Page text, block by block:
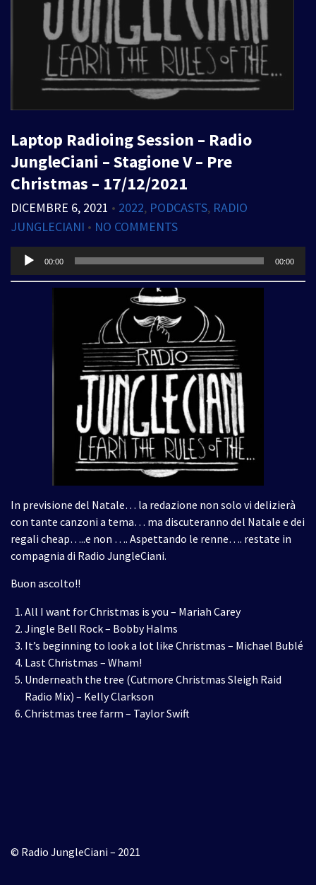
Laptop Radioing Session – Radio
JungleCiani – Stagione V – Pre
Christmas – 17/12/2021
DICEMBRE 6, 2021 • 2022, PODCASTS, RADIO
JUNGLECIANI • NO COMMENTS
Audio
Player
00:00 00:00
In previsione del Natale… la redazione non solo vi delizierà
con tante canzoni a tema… ma discuteranno del Natale e dei
regali cheap…..e non …. Aspettando le renne…. restate in
compagnia di Radio JungleCiani.
Buon ascolto!!
All I want for Christmas is you – Mariah Carey
Jingle Bell Rock – Bobby Halms
It’s beginning to look a lot like Christmas – Michael Bublé
Last Christmas – Wham!
Underneath the tree (Cutmore Christmas Sleigh Raid
Radio Mix) – Kelly Clarkson
Christmas tree farm – Taylor Swift
© Radio JungleCiani – 2021